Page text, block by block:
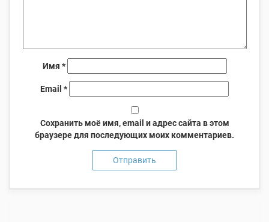
Имя *
Email *
Сохранить моё имя, email и адрес сайта в этом
браузере для последующих моих комментариев.